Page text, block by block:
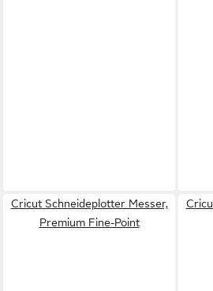
Cricut Schneideplotter Messer,
Premium Fine-Point